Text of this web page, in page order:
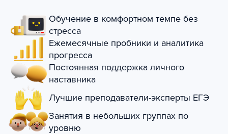
Обучение в комфортном темпе без
стресса
Ежемесячные пробники и аналитика
прогресса
Постоянная поддержка личного
наставника
Лучшие преподаватели-эксперты ЕГЭ
Занятия в небольших группах по
уровню